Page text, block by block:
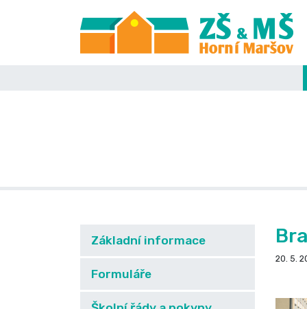
Základní informace
Formuláře
20. 5.